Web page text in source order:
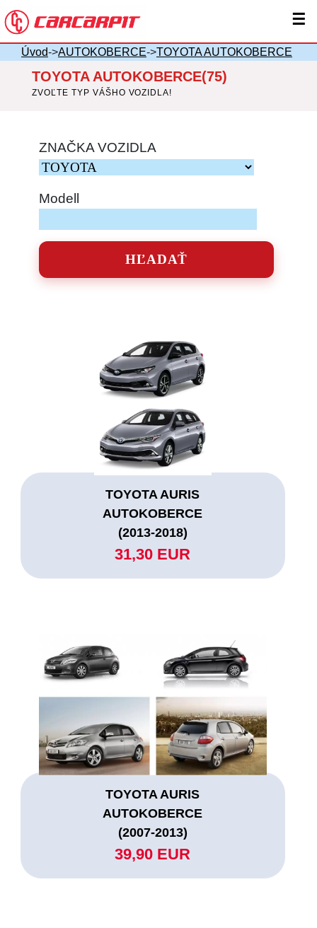
☰
Úvod->AUTOKOBERCE->TOYOTA AUTOKOBERCE
TOYOTA AUTOKOBERCE(75)
ZVOĽTE TYP VÁŠHO VOZIDLA!
ZNAČKA VOZIDLA
Modell
HĽADAŤ
TOYOTA AURIS
AUTOKOBERCE
(2013-2018)
31,30 EUR
TOYOTA AURIS
AUTOKOBERCE
(2007-2013)
39,90 EUR